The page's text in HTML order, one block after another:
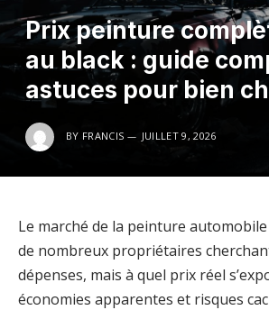
Prix peinture
au black : guide
astuces pour bien
BY FRANCIS JUILLET 9, 2026
Le marché de la peinture
de nombreux propriétaires
dépenses, mais à quel prix réel
économies apparentes et risques